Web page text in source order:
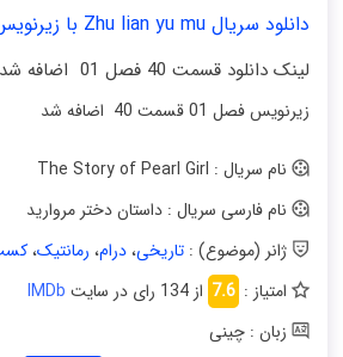
دانلود سریال Zhu lian yu mu با زیرنویس فارسی
لینک دانلود قسمت 40 فصل 01 اضافه شد
زیرنویس فصل 01 قسمت 40 اضافه شد
نام سریال : The Story of Pearl Girl
نام فارسی سریال : داستان دختر مروارید
ژانر (موضوع) :تاریخی،درام، رمانتیک،
امتیاز : 7.6 از 134 رای در سایت
IMDb
زبان : چینی